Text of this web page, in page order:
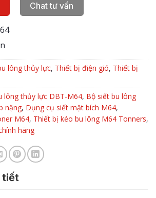
Chat tư vấn
lông thủy lực, Thiết bị điện gió, Thiết bị
lông thủy lực DBT-M64, Bộ siết bu lông
nặng, Dụng cụ siết mặt bích M64,
M64, Thiết bị kéo bu lông M64 Tonners,
hãng
tiết